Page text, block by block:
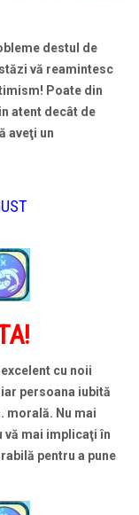
destul de
vă reamintesc
Poate din
atent decât de
aveţi un
cu noii
persoana iubită
morală. Nu mai
vă mai implicaţi în
pentru a pune